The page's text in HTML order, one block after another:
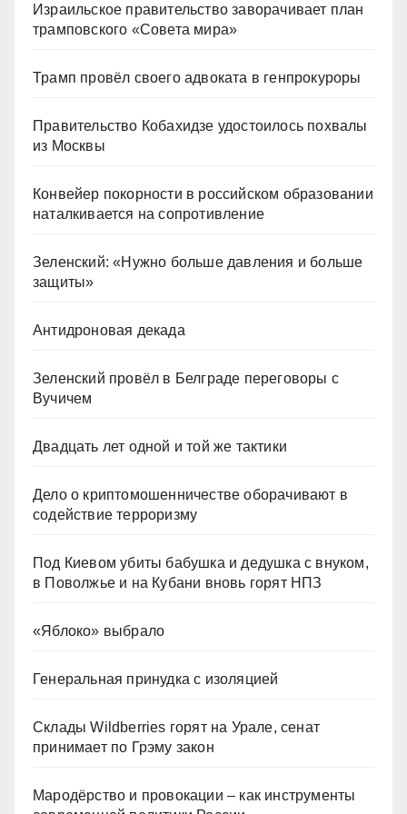
Израильское правительство заворачивает план
трамповского «Совета мира»
Трамп провёл своего адвоката в генпрокуроры
Правительство Кобахидзе удостоилось похвалы
из Москвы
Конвейер покорности в российском образовании
наталкивается на сопротивление
Зеленский: «Нужно больше давления и больше
защиты»
Антидроновая декада
Зеленский провёл в Белграде переговоры с
Вучичем
Двадцать лет одной и той же тактики
Дело о криптомошенничестве оборачивают в
содействие терроризму
Под Киевом убиты бабушка и дедушка с внуком,
в Поволжье и на Кубани вновь горят НПЗ
«Яблоко» выбрало
Генеральная принудка с изоляцией
Склады Wildberries горят на Урале, сенат
принимает по Грэму закон
Мародёрство и провокации – как инструменты